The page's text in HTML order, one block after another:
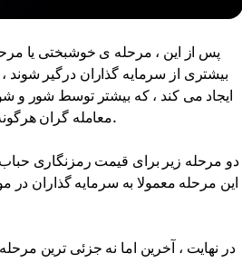
پس از این ، مرحله ی خوشبختی یا
بیشتری از سرمایه گذاران درگیر
ایجاد می کند ، که بیشتر توسط شور و
معامله گران هرگونه بی اعتمادی و احتیاط را نادیده می گیرند و نه تنها به رمزنگاری های تبلیغاتی در بازار اولویت می دهند.
دو مرحله زیر برای قیمت رمزنگاری
این مرحله معمولا به سرمایه گذاران در
در نهایت ، آخرین اما نه جزئی ترین